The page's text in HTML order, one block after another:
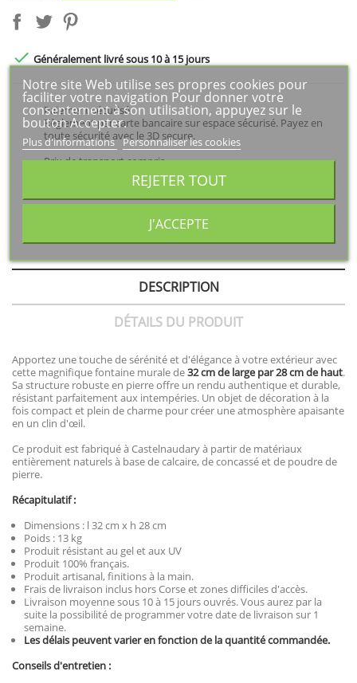
 Généralement livré sous 10 à 15 jours
Paiement sécurisé
Règlement par carte bancaire sur espace sécurisé. Payez en
toute sécurité avec le 3D secure.
Prix de transport compris
Le coût du transport est dans les prix de vente. Voir les
modalités d'expédition et de livraison.
Nous sommes à votre disposition pour un renseignement
DESCRIPTION
DÉTAILS DU PRODUIT
Apportez une touche de sérénité et d'élégance à votre extérieur avec
cette magnifique fontaine murale de32 cm de large par 28 cm de haut.
Sa structure robuste en pierre offre un rendu authentique et durable,
résistant parfaitement aux intempéries. Un objet de décoration à la
fois compact et plein de charme pour créer une atmosphère apaisante
en un clin d'œil.
Ce produit est fabriqué à Castelnaudary à partir de matériaux
entièrement naturels à base de calcaire, de concassé et de poudre de
pierre.
Récapitulatif :
Dimensions : l 32 cm x h 28 cm
Poids : 13 kg
Produit résistant au gel et aux UV
Produit 100% français.
Produit artisanal, finitions à la main.
Frais de livraison inclus hors Corse et zones difficiles d'accès.
Livraison moyenne sous 10 à 15 jours ouvrés. Vous aurez par la
suite la possibilité de programmer votre date de livraison sur 1
semaine.
Les délais peuvent varier en fonction de la quantité commandée.
Conseils d'entretien :
Notre site Web utilise ses propres cookies pour
faciliter votre navigation Pour donner votre
consentement à son utilisation, appuyez sur le
bouton Accepter.
Plus d'informations Personnaliser les cookies
REJETER TOUT
J'ACCEPTE